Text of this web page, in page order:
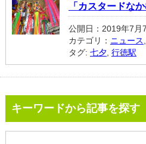
「カスタードな
公開日：2019年7月
カテゴリ： ニュース
タグ: 七夕, 行徳駅
キーワードから記事を探す